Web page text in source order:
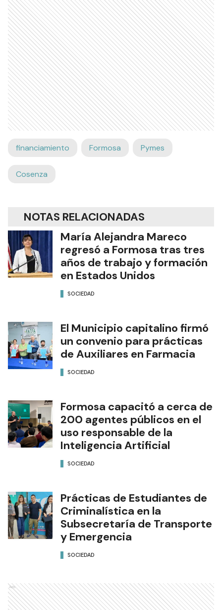
financiamiento Formosa Pymes
Cosenza
NOTAS RELACIONADAS
María Alejandra Mareco
regresó a Formosa tras tres
años de trabajo y formación
en Estados Unidos
SOCIEDAD
El Municipio capitalino firmó
un convenio para prácticas
de Auxiliares en Farmacia
SOCIEDAD
Formosa capacitó a cerca de
200 agentes públicos en el
uso responsable de la
Inteligencia Artificial
SOCIEDAD
Prácticas de Estudiantes de
Criminalística en la
Subsecretaría de Transporte
y Emergencia
SOCIEDAD
Ads